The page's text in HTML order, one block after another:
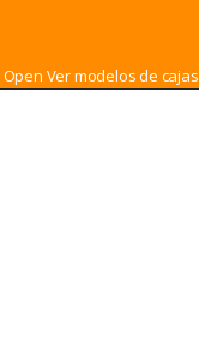
Open Ver modelos de cajas